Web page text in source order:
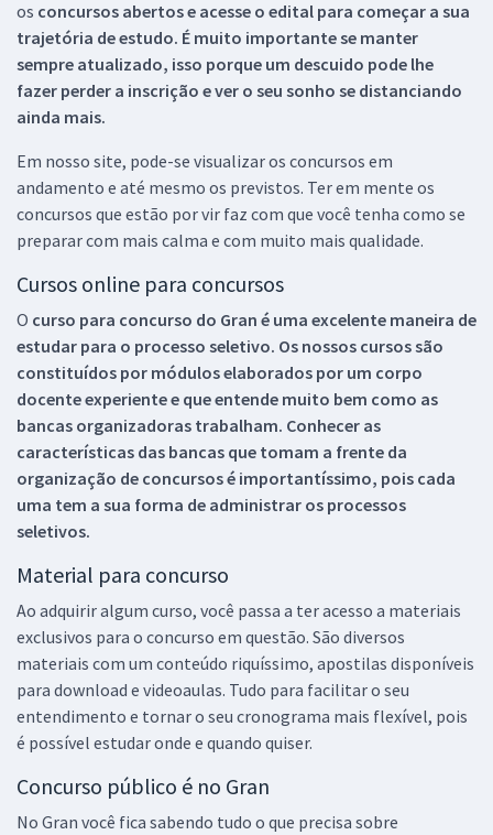
os concursos abertos e acesse o edital para começar a sua
trajetória de estudo. É muito importante se manter
sempre atualizado, isso porque um descuido pode lhe
fazer perder a inscrição e ver o seu sonho se distanciando
ainda mais.
Em nosso site, pode-se visualizar os concursos em
andamento e até mesmo os previstos. Ter em mente os
concursos que estão por vir faz com que você tenha como se
preparar com mais calma e com muito mais qualidade.
Cursos online para concursos
O curso para concurso do Gran é uma excelente maneira de
estudar para o processo seletivo. Os nossos cursos são
constituídos por módulos elaborados por um corpo
docente experiente e que entende muito bem como as
bancas organizadoras trabalham. Conhecer as
características das bancas que tomam a frente da
organização de concursos é importantíssimo, pois cada
uma tem a sua forma de administrar os processos
seletivos.
Material para concurso
Ao adquirir algum curso, você passa a ter acesso a materiais
exclusivos para o concurso em questão. São diversos
materiais com um conteúdo riquíssimo, apostilas disponíveis
para download e videoaulas. Tudo para facilitar o seu
entendimento e tornar o seu cronograma mais flexível, pois
é possível estudar onde e quando quiser.
Concurso público é no Gran
No Gran você fica sabendo tudo o que precisa sobre